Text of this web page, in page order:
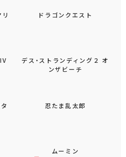
ドラゴンクエスト
デス・ストランディング２ オ
ンザビーチ
忍たま乱太郎
ムーミン